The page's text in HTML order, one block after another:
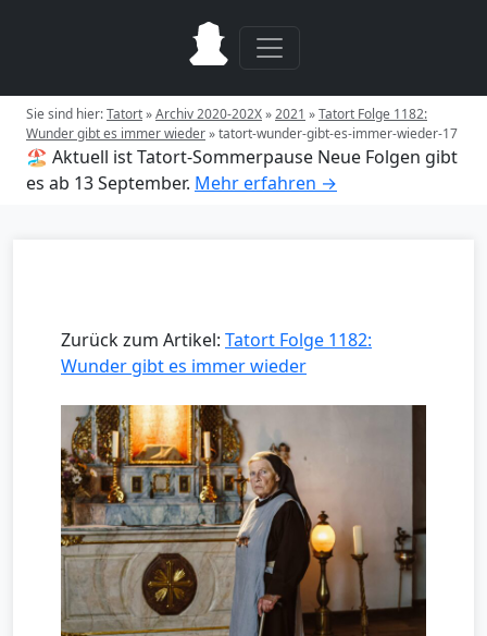
Sie sind hier:Tatort»Archiv 2020-202X»2021 »Tatort Folge 1182:
Wunder gibt es immer wieder»tatort-wunder-gibt-es-immer-wieder-17
🏖️ Aktuell ist Tatort-Sommerpause Neue Folgen gibt
es ab 13 September. Mehr erfahren →
Zurück zum Artikel: Tatort Folge 1182:
Wunder gibt es immer wieder